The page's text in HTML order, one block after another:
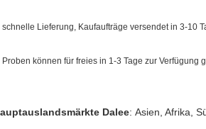
schnelle Lieferung, Kaufaufträge versendet in 3-10
Proben können für freies in 1-3 Tage zur Verfügung
Dalee: Asien, Afrika,